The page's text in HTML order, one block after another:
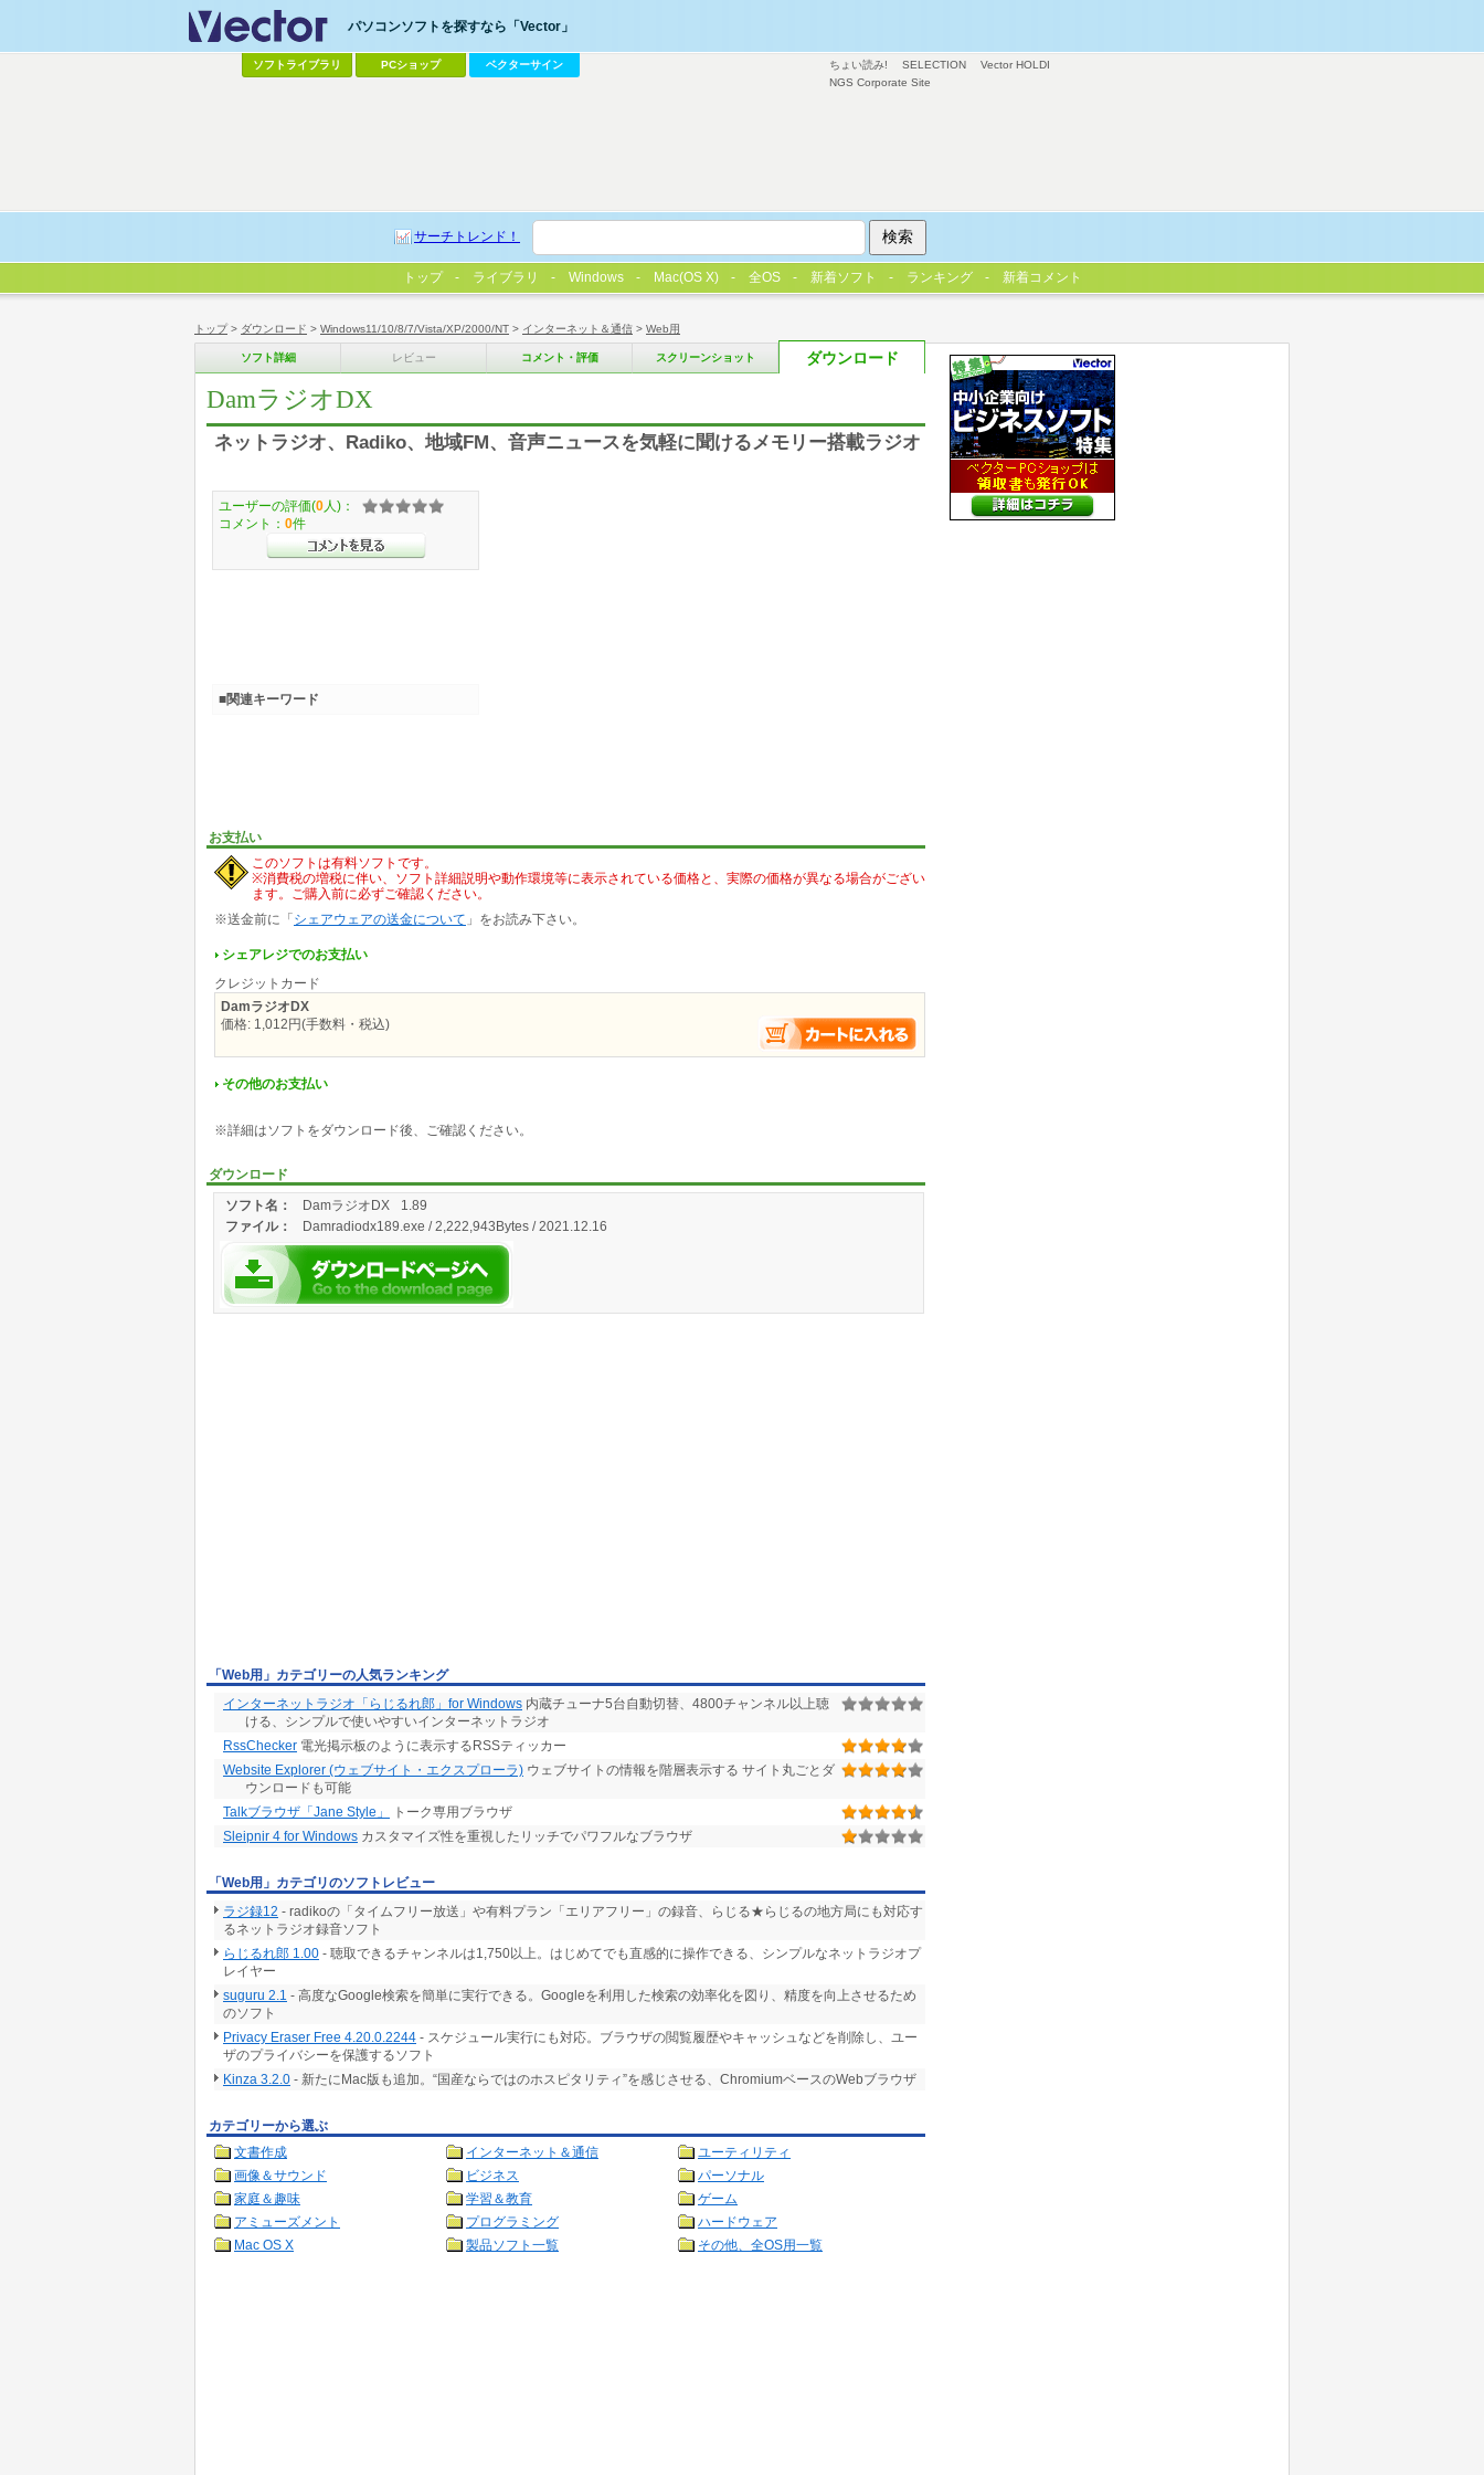
トップ> ダウンロード > Windows11/10/8/7/Vista/XP/2000/NT > インターネット＆通信 > Web用
ソフト詳細 レビュー コメント・評価 スクリーンショット ダウンロード
DamラジオDX
ネットラジオ、Radiko、地域FM、音声ニュースを気軽に聞けるメモリー搭載ラジオ
お支払い
このソフトは有料ソフトです。
※消費税の増税に伴い、ソフト詳細説明や動作環境等に表示されている価格と、実際の価格が異なる場合がござい
ます。ご購入前に必ずご確認ください。
※送金前に「シェアウェアの送金について 」をお読み下さい。
シェアレジでのお支払い
クレジットカード
DamラジオDX
価格: 1,012円(手数料・税込)
その他のお支払い
※詳細はソフトをダウンロード後、ご確認ください。
ダウンロード
ソフト名：
DamラジオDX 1.89
ファイル： Damradiodx189.exe / 2,222,943Bytes / 2021.12.16
ユーザーの評価(0 人)：
コメント： 0件
■関連キーワード
「Web用」カテゴリーの人気ランキング
インターネットラジオ「らじるれ郎」for Windows 内蔵チューナ5台自動切替、4800チャンネル以上聴
ける、シンプルで使いやすいインターネットラジオ
RssChecker 電光掲示板のように表示するRSSティッカー
Website Explorer (ウェブサイト・エクスプローラ) ウェブサイトの情報を階層表示する サイト丸ごとダ
ウンロードも可能
Talkブラウザ「Jane Style」
トーク専用ブラウザ
Sleipnir 4 for Windows カスタマイズ性を重視したリッチでパワフルなブラウザ
「Web用」カテゴリのソフトレビュー
ラジ録12 - radikoの「タイムフリー放送」や有料プラン「エリアフリー」の録音、らじる★らじるの地方局にも対応す
るネットラジオ録音ソフト
らじるれ郎 1.00 - 聴取できるチャンネルは1,750以上。はじめてでも直感的に操作できる、シンプルなネットラジオプ
レイヤー
suguru 2.1 - 高度なGoogle検索を簡単に実行できる。Googleを利用した検索の効率化を図り、精度を向上させるため
のソフト
Privacy Eraser Free 4.20.0.2244 - スケジュール実行にも対応。ブラウザの閲覧履歴やキャッシュなどを削除し、ユー
ザのプライバシーを保護するソフト
Kinza 3.2.0 - 新たにMac版も追加。“国産ならではのホスピタリティ”を感じさせる、ChromiumベースのWebブラウザ
カテゴリーから選ぶ
文書作成
インターネット＆通信
ユーティリティ
画像＆サウンド
ビジネス
パーソナル
家庭＆趣味
学習＆教育
ゲーム
アミューズメント
プログラミング
ハードウェア
Mac OS X
製品ソフト一覧 その他、全OS用一覧
ちょい読み! SELECTION
Vector HOLDI
NGS Corporate Site
パソコンソフトを探すなら「Vector」
ソフトライブラリ PCショップ ベクターサイン
サーチトレンド！
トップ ライブラリ Windows Mac(OS X) 全OS 新着ソフト ランキング 新着コメント